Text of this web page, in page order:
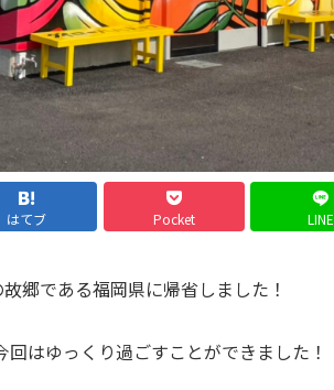
はてブ Pocket LINE
郷である福岡県に帰省しました！
はゆっくり過ごすことができました！